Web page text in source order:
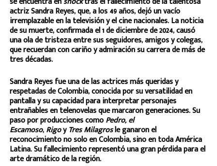
actriz Sandra Reyes, que, a los 49 años, dejó un vacío
irremplazable en la televisión y el cine nacionales. La noticia
de su muerte, confirmada el 1 de diciembre de 2024, causó
una ola de tristeza entre sus seguidores, amigos y colegas,
que recuerdan con cariño y admiración su carrera de más de
tres décadas.
Sandra Reyes fue una de las actrices más queridas y
respetadas de Colombia, conocida por su versatilidad en
pantalla y su capacidad para interpretar personajes
entrañables en telenovelas que marcaron generaciones. Su
paso por producciones comoPedro, el
Escamoso,RigoyTres Milagrosle ganaron el
reconocimiento no solo en Colombia, sino en toda América
Latina. Su fallecimiento representó una gran pérdida para el
arte dramático de la región.